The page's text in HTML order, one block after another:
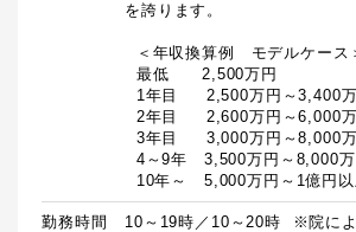
を誇ります。
10年～　5,000万円～1億円
勤務時間
10～19時／10～20時  ※院によ